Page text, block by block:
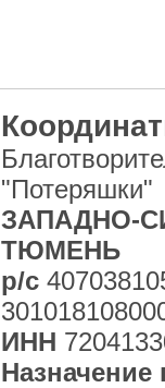
"Потеряшки"
ЗАПАДНО-
ТЮМЕНЬ
р/с
ИНН
Назначение